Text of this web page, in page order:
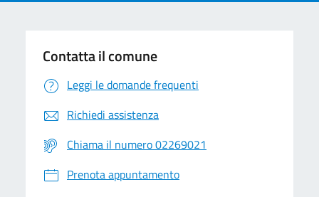
Contatta il comune
Leggi le domande frequenti
Richiedi assistenza
Chiama il numero 02269021
Prenota appuntamento